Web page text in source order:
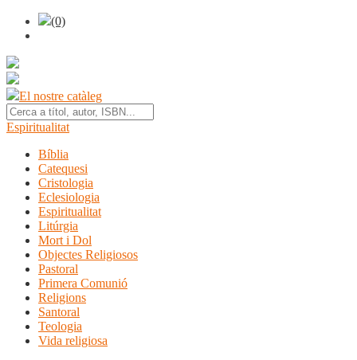
(0)
El nostre catàleg
Espiritualitat
Bíblia
Catequesi
Cristologia
Eclesiologia
Espiritualitat
Litúrgia
Mort i Dol
Objectes Religiosos
Pastoral
Primera Comunió
Religions
Santoral
Teologia
Vida religiosa